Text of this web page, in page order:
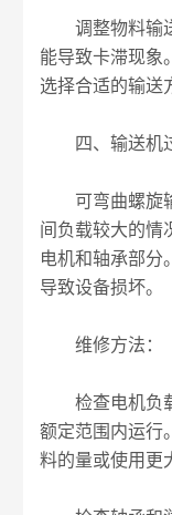
调整物料输送
能导致卡滞现象
选择合适的输送
四、输送机
可弯曲螺旋输
间负载较大的情
电机和轴承部分
导致设备损坏。
维修方法：
检查电机负载
额定范围内运行
料的量或使用更